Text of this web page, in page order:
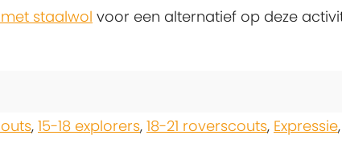
staalwol voor een alternatief op deze
, 15-18 explorers, 18-21 roverscouts, Expressie,